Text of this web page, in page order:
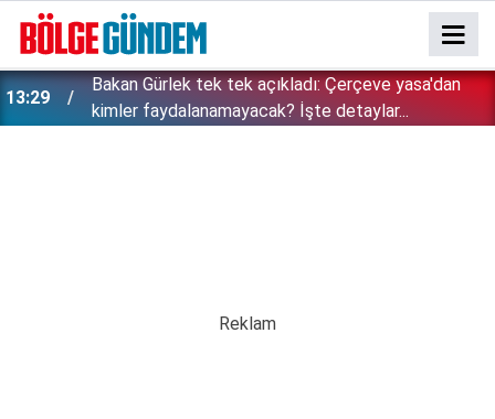
13:29
Bakan Gürlek tek tek açıkladı: Çerçeve yasa'dan
kimler faydalanamayacak? İşte detaylar...